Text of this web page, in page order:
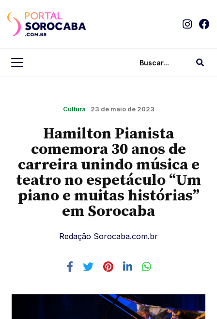
Cultura 23 de maio de 2023
Hamilton Pianista
comemora 30 anos de
carreira unindo música e
teatro no espetáculo “Um
piano e muitas histórias”
em Sorocaba
Redação Sorocaba.com.br